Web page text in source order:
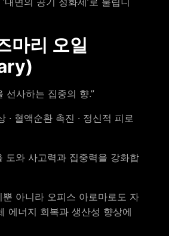
마리 오일
선사하는 집중의 향.”
· 혈액순환 촉진 · 정신적 피로
도와 사고력과 집중력을 강화합
뿐 아니라 오피스 아로마로도 자
에너지 회복과 생산성 향상에